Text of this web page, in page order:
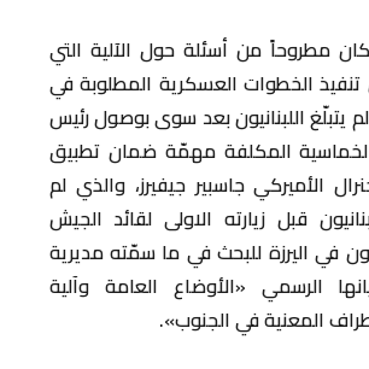
مطروحاً من أسئلة حول الآلية التي
الخطوات العسكرية المطلوبة في
لم يتبلّغ اللبنانيون بعد سوى بوصول رئيس
المكلفة مهمّة ضمان تطبيق
1701 الجنرال الأميركي جاسبير جيفيرز، والذي لم
قبل زيارته الاولى لقائد الجيش
في اليرزة للبحث في ما سمّته مديرية
الرسمي «الأوضاع العامة وآلية
المعنية في الجنوب».